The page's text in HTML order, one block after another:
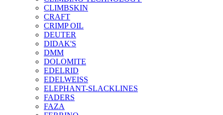
CLIMBSKIN
CRAFT
CRIMP OIL
DEUTER
DIDAK'S
DMM
DOLOMITE
EDELRID
EDELWEISS
ELEPHANT-SLACKLINES
FADERS
FAZA